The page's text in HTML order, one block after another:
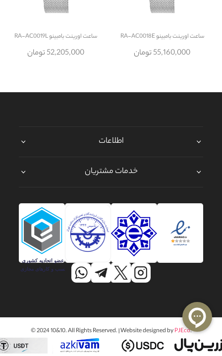
ساعتاورینت بامبینو RA-AC0018E
55,160,000 تومان
ساعتاورینت بامبینو RA-AC0019L
52,205,000 تومان
اطلاعات
خدمات مشتریان
© 2024 10&10. All Rights Reserved. | Website designed byPJEco.